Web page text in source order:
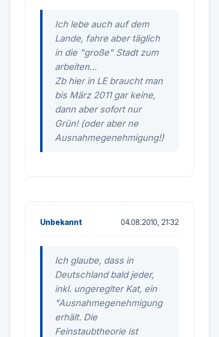
Ich lebe auch auf dem
Lande, fahre aber täglich
in die "große" Stadt zum
arbeiten...
Zb hier in LE braucht man
bis März 2011 gar keine,
dann aber sofort nur
Grün! (oder aber ne
Ausnahmegenehmigung!)
Unbekannt 04.08.2010, 21:32
Ich glaube, dass in
Deutschland bald jeder,
inkl. ungereglter Kat, ein
"Ausnahmegenehmigung
erhält. Die
Feinstaubtheorie ist